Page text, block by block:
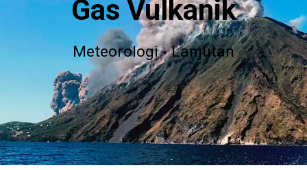
Gas Vulkanik
Meteorologi - Lanjutan